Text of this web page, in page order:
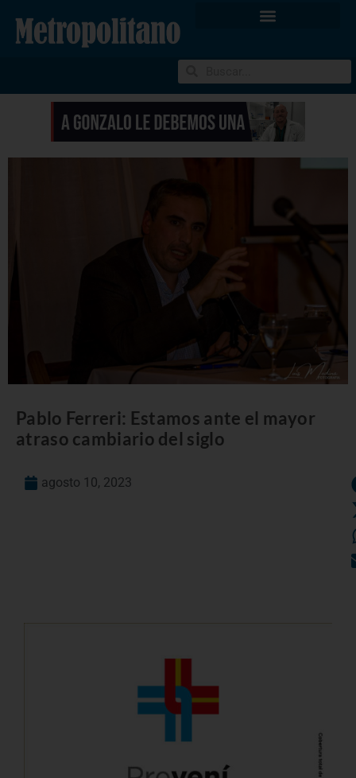
Pablo Ferreri: Estamos ante el mayor
atraso cambiario del siglo
agosto 10, 2023